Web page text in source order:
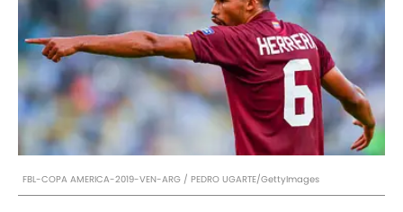
FBL-COPA AMERICA-2019-VEN-ARG / PEDRO UGARTE/GettyImages